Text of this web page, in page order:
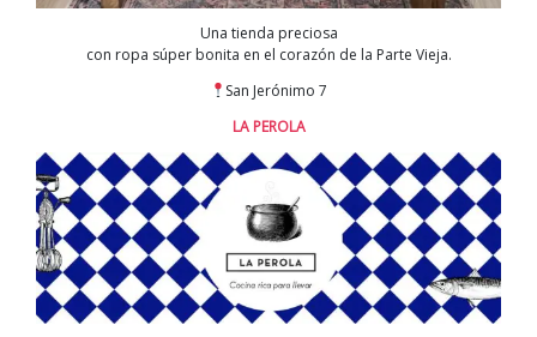
Una tienda preciosa
con ropa súper bonita en el corazón de la Parte Vieja.
San Jerónimo 7
LA PEROLA